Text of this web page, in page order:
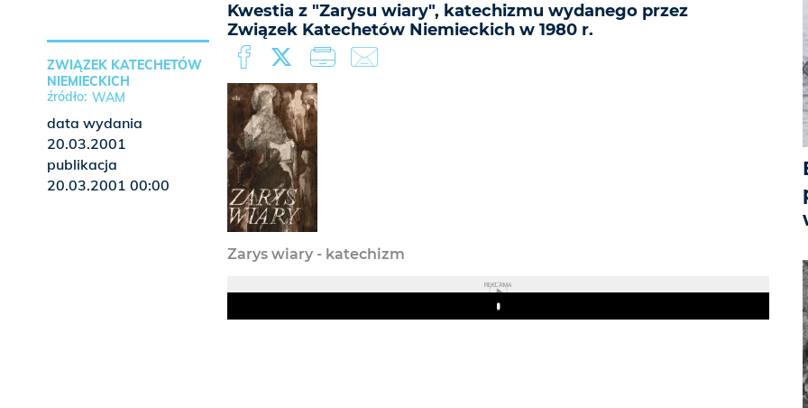
Kwestia z "Zarysu wiary", katechizmu wydanego przez
Związek Katechetów Niemieckich w 1980 r.
Zarys wiary - katechizm
REKLAMA
Play
ZWIĄZEK KATECHETÓW
NIEMIECKICH
WAM
data wydania
20.03.2001
publikacja
20.03.2001 00:00